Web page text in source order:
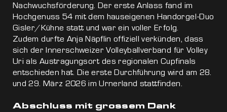
Nachwuchsförderung. Der erste Anlass fand im
Hochgenuss 54 mit dem hauseigenen Handorgel-Duo
Gisler/Kühne statt und war ein voller Erfolg.
Zudem durfte Anja Näpflin offiziell verkünden, dass
sich der Innerschweizer Volleyballverband für Volley
Uri als Austragungsort des regionalen Cupfinals
entschieden hat. Die erste Durchführung wird am 28.
und 29. März 2026 im Urnerland stattfinden.
Abschluss mit grossem Dank